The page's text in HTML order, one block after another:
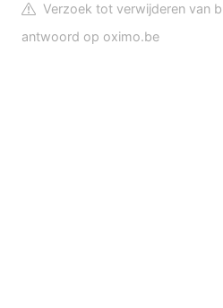
Verzoek tot verwijderen van
antwoord op oximo.be